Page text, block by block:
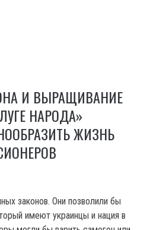
И ВЫРАЩИВАНИЕ
НАРОДА»
ЖИЗНЬ
законов. Они позволили бы
имеют украинцы и нация в